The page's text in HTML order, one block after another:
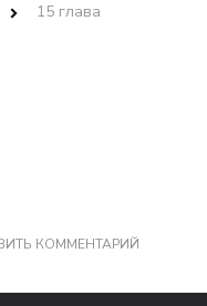
15 глава
КОММЕНТАРИЙК